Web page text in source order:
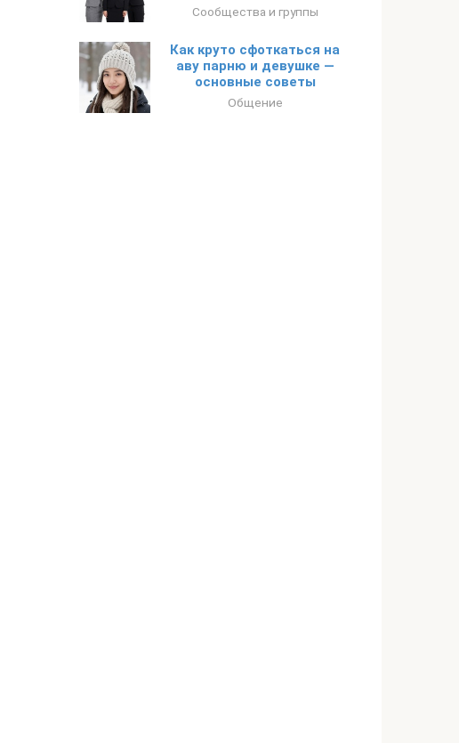
Сообщества и группы
Как круто сфоткаться на
аву парню и девушке —
основные советы
Общение